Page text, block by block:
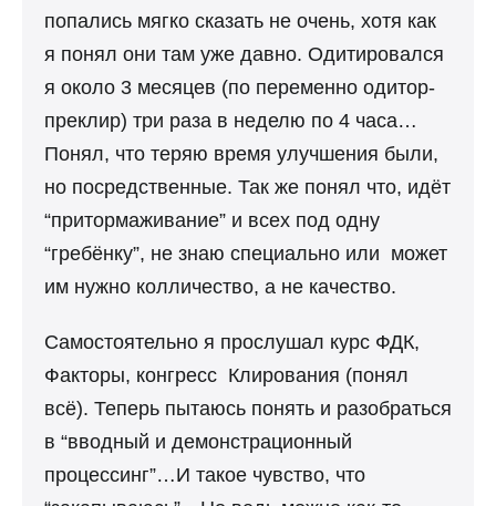
попались мягко сказать не очень, хотя как
я понял они там уже давно. Одитировался
я около 3 месяцев (по переменно одитор-
преклир) три раза в неделю по 4 часа…
Понял, что теряю время улучшения были,
но посредственные. Так же понял что, идёт
“притормаживание” и всех под одну
“гребёнку”, не знаю специально или может
им нужно колличество, а не качество.
Самостоятельно я прослушал курс ФДК,
Факторы, конгресс Клирования (понял
всё). Теперь пытаюсь понять и разобраться
в “вводный и демонстрационный
процессинг”…И такое чувство, что